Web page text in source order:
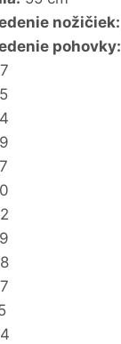
nožičiek:
pohovky: